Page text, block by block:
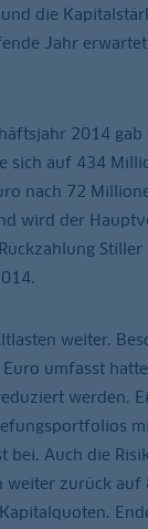
die
Jahr
2014
sich auf 434
nach 72
wird der
weiter.
umfasst
werden.
Auch die
weiter zurück